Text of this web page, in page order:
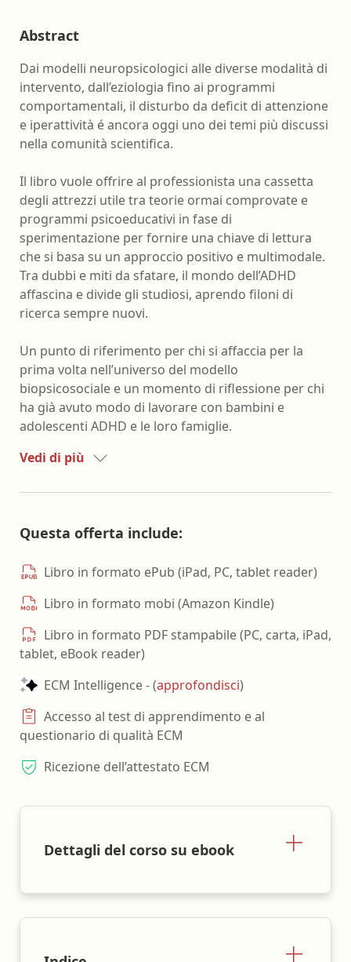
Abstract
Dai modelli neuropsicologici alle diverse modalità di
intervento, dall’eziologia fino ai programmi
comportamentali, il disturbo da deficit di attenzione
e iperattività é ancora oggi uno dei temi più discussi
nella comunità scientifica.
Il libro vuole offrire al professionista una cassetta
degli attrezzi utile tra teorie ormai comprovate e
programmi psicoeducativi in fase di
sperimentazione per fornire una chiave di lettura
che si basa su un approccio positivo e multimodale.
Tra dubbi e miti da sfatare, il mondo dell’ADHD
affascina e divide gli studiosi, aprendo filoni di
ricerca sempre nuovi.
Un punto di riferimento per chi si affaccia per la
prima volta nell’universo del modello
biopsicosociale e un momento di riflessione per chi
ha già avuto modo di lavorare con bambini e
adolescenti ADHD e le loro famiglie.
Vedi di più
Questa offerta include:
Libro in formato ePub (iPad, PC, tablet reader)
Libro in formato mobi (Amazon Kindle)
Libro in formato PDF stampabile (PC, carta, iPad,
tablet, eBook reader)
ECM Intelligence - (approfondisci)
Accesso al test di apprendimento e al
questionario di qualità ECM
Ricezione dell’attestato ECM
Dettagli del corso su ebook